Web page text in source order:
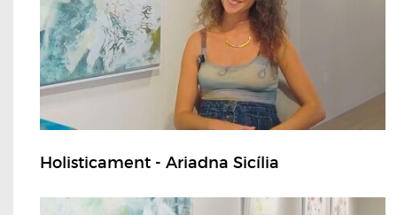
Holisticament - Ariadna Sicília